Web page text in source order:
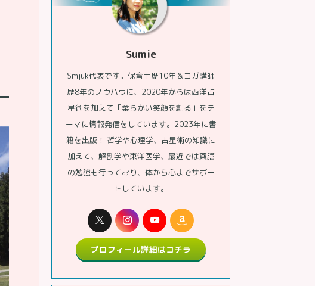
Sumie
Smjuk代表です。保育士歴10年＆ヨガ講師
歴8年のノウハウに、2020年からは西洋占
星術を加えて「柔らかい笑顔を創る」をテ
ーマに情報発信をしています。2023年に書
籍を出版！ 哲学や心理学、占星術の知識に
加えて、解剖学や東洋医学、最近では薬膳
の勉強も行っており、体から心までサポー
トしています。
プロフィール詳細はコチラ